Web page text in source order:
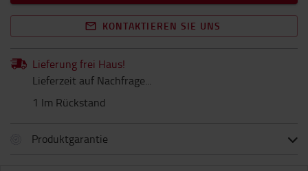
KONTAKTIEREN SIE UNS
Lieferung frei Haus!
Lieferzeit auf Nachfrage...
1 Im Rückstand
Produktgarantie